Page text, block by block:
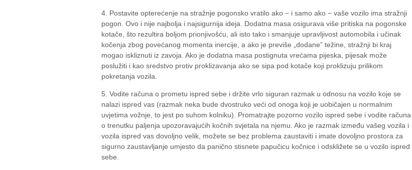
4. Postavite opterećenje na stražnje pogonsko vratilo ako − i samo ako − vaše vozilo ima stražnji
pogon. Ovo i nije najbolja i najsigurnija ideja. Dodatna masa osigurava više pritiska na pogonske
kotače, što rezultira boljom prionjivošću, ali isto tako i smanjuje upravljivost automobila i učinak
kočenja zbog povećanog momenta inercije, a ako je previše „dodane” težine, stražnji bi kraj
mogao iskliznuti iz zavoja. Ako je dodatna masa postignuta vrećama pijeska, pijesak može
poslužiti i kao sredstvo protiv proklizavanja ako se sipa pod kotače koji proklizuju prilikom
pokretanja vozila.
5. Vodite računa o prometu ispred sebe i držite vrlo siguran razmak u odnosu na vozilo koje se
nalazi ispred vas (razmak neka bude dvostruko veći od onoga koji je uobičajen u normalnim
uvjetima vožnje, to jest po suhom kolniku). Promatrajte pozorno vozilo ispred sebe i vodite računa
o trenutku paljenja upozoravajućih kočnih svjetala na njemu. Ako je razmak između vašeg vozila i
vozila ispred vas dovoljno velik, možete se bez problema zaustaviti i imate dovoljno prostora za
sigurno zaustavljanje umjesto da panično stisnete papučicu kočnice i odskližete se u vozilo ispred
sebe.